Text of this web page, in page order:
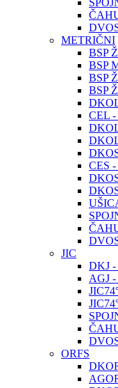
METRIČNI
BSP
BSP
BSP
BSP
CEL
CES
JIC
DKJ -
AGJ
ORFS